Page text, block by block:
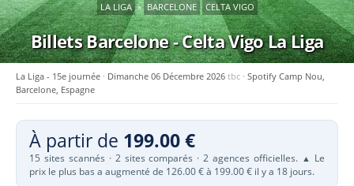
LA LIGA » BARCELONE CELTA VIGO
Billets Barcelone - Celta VigoLa Liga
La Liga - 15e journée Dimanche 06 Décembre 2026 tbc
Spotify Camp Nou,
Barcelone, Espagne
À partir de 199.00 €
15 sites scannés · 2 sites comparés · 2 agences officielles. ▲ Le
prix le plus bas a augmenté de 126.00 € à 199.00 € il y a 18 jours.